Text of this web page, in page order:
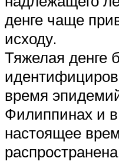
денге чаще
исходу.
Тяжелая денге
время
Филиппинах и
настоящее